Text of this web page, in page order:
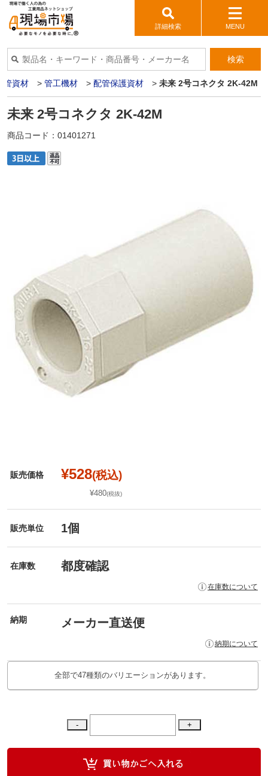
詳細検索 MENU
検索
管資材 > 管工機材 > 配管保護資材 > 未来 2号コネクタ 2K-42M
未来 2号コネクタ 2K-42M
商品コード： 01401271
販売価格 ¥528(税込)
¥480(税抜)
販売単位 1個
在庫数 都度確認
在庫数について
納期 メーカー直送便
納期について
全部で47種類のバリエーションがあります。